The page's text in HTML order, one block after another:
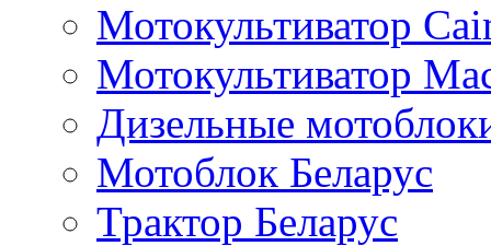
Мотокультиватор
Мотокультиватор
Дизельные
Мотоблок Беларус
Трактор Беларус